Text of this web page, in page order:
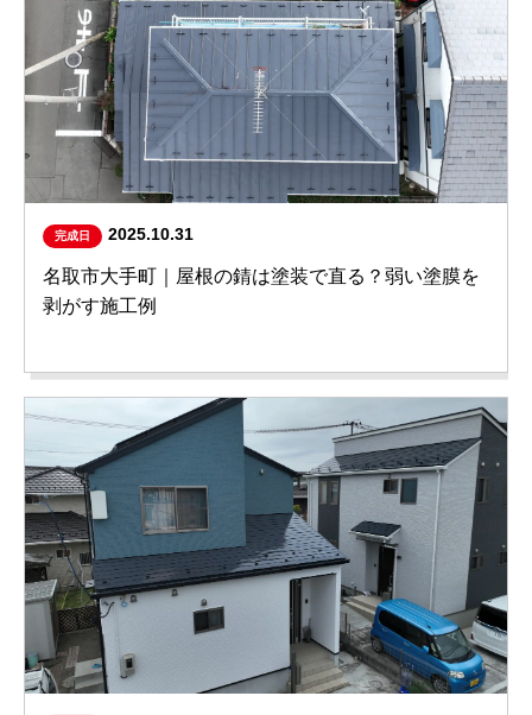
完成日 2025.10.31
名取市大手町｜屋根の錆は塗装で直る？弱い塗膜を
剥がす施工例